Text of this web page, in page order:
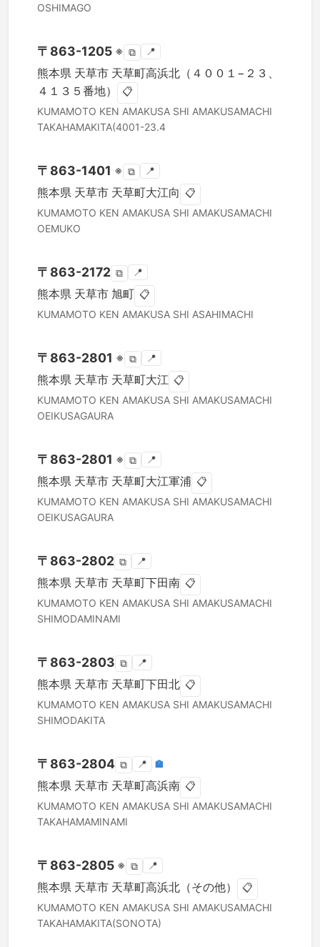
OSHIMAGO
〒 863-1205 ※ ⧉ 📍
熊本県 天草市 天草町高浜北（４００１−２３、
４１３５番地）
📋
KUMAMOTO KEN AMAKUSA SHI AMAKUSAMACHI
TAKAHAMAKITA(4001-23.4
〒 863-1401 ※ ⧉ 📍
熊本県 天草市 天草町大江向 📋
KUMAMOTO KEN AMAKUSA SHI AMAKUSAMACHI
OEMUKO
〒 863-2172 ⧉ 📍
熊本県 天草市 旭町 📋
KUMAMOTO KEN AMAKUSA SHI ASAHIMACHI
〒 863-2801 ※ ⧉ 📍
熊本県 天草市 天草町大江 📋
KUMAMOTO KEN AMAKUSA SHI AMAKUSAMACHI
OEIKUSAGAURA
〒 863-2801 ※ ⧉ 📍
熊本県 天草市 天草町大江軍浦 📋
KUMAMOTO KEN AMAKUSA SHI AMAKUSAMACHI
OEIKUSAGAURA
〒 863-2802 ⧉ 📍
熊本県 天草市 天草町下田南 📋
KUMAMOTO KEN AMAKUSA SHI AMAKUSAMACHI
SHIMODAMINAMI
〒 863-2803 ⧉ 📍
熊本県 天草市 天草町下田北 📋
KUMAMOTO KEN AMAKUSA SHI AMAKUSAMACHI
SHIMODAKITA
〒 863-2804 ⧉ 📍 🏣
熊本県 天草市 天草町高浜南 📋
KUMAMOTO KEN AMAKUSA SHI AMAKUSAMACHI
TAKAHAMAMINAMI
〒 863-2805 ※ ⧉ 📍
熊本県 天草市 天草町高浜北（その他） 📋
KUMAMOTO KEN AMAKUSA SHI AMAKUSAMACHI
TAKAHAMAKITA(SONOTA)